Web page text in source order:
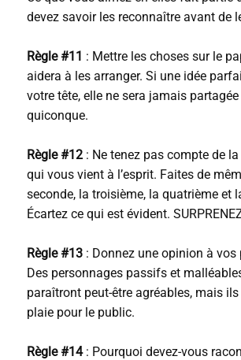
devez savoir les reconnaître avant de
Règle #11 : Mettre les choses sur le
aidera à les arranger. Si une idée
votre tête, elle ne sera jamais
quiconque.
Règle #12: Ne tenez pas compte de
qui vous vient à l’esprit. Faites de
seconde, la troisième, la quatrième et
Écartez ce qui est évident.
Règle #13: Donnez une opinion à vos
Des personnages passifs et
paraîtront peut-être agréables, mais
plaie pour le public.
Règle #14: Pourquoi devez-vous